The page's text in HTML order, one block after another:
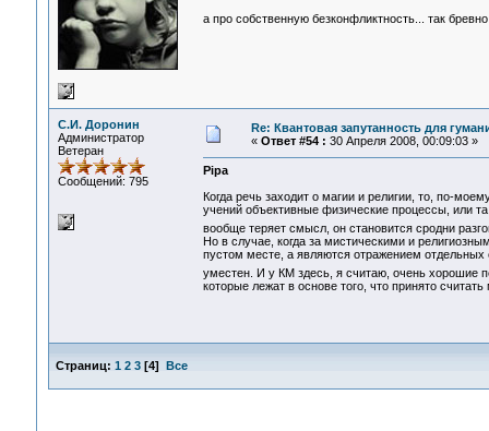
а про собственную безконфликтность... так
С.И. Доронин
Администратор
Ветеран
Сообщений: 795
Re: Квантовая запутанность для
« Ответ #54 : 30 Апреля 2008, 00:09:03 »
Pipa
Когда речь заходит о магии и религии, то, по-
учений объективные физические процессы, или
вообще теряет смысл, он становится сродни
Но в случае, когда за мистическими и
пустом месте, а являются отражением отдельных
уместен. И у КМ здесь, я считаю, очень хорошие
которые лежат в основе того, что принято считать
Страниц: 1 2 3[4] Все